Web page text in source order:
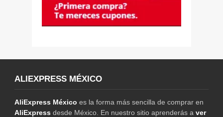
ALIEXPRESS MÉXICO
AliExpress México es la forma más sencilla de comprar en
AliExpress desde México. En nuestro sitio aprenderás a ver